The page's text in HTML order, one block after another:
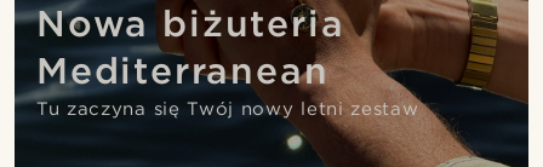
Nowa biżuteria
Mediterranean
Tu zaczyna się Twój nowy letni zestaw